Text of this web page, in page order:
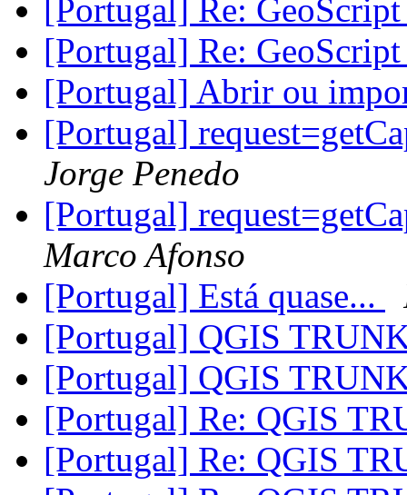
[Portugal] Re:
[Portugal] Re:
[Portugal] Abrir ou
[Portugal]
Jorge Penedo
[Portugal]
Marco Afonso
[Portugal] Está quase...
[Portugal] QGIS
[Portugal] QGIS
[Portugal] Re: QGIS
[Portugal] Re: QGIS